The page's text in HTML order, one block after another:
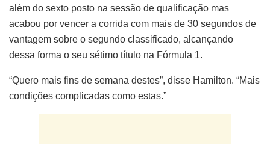
além do sexto posto na sessão de qualificação mas
acabou por vencer a corrida com mais de 30 segundos de
vantagem sobre o segundo classificado, alcançando
dessa forma o seu sétimo título na Fórmula 1.
“Quero mais fins de semana destes”, disse Hamilton. “Mais
condições complicadas como estas.”